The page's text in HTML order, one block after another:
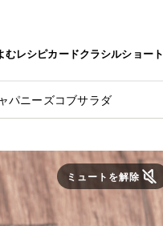
むレシピカードクラシルショート
パニーズコブサラダ
ミュートを解除